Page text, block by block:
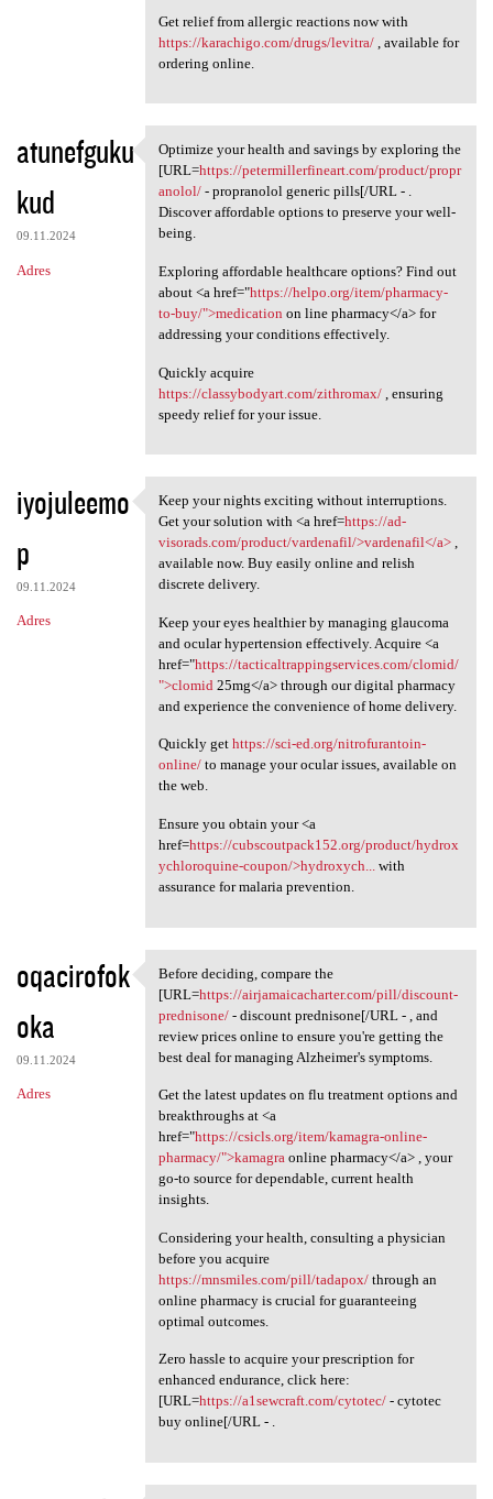
Get relief from allergic reactions now with
https://karachigo.com/drugs/levitra/, available for
ordering online.
atunefguku
kud
09.11.2024
Adres
Optimize your health and
Optimize your health and savings by exploring the
[URL=https://petermillerfineart.com/product/propr
anolol/- propranolol generic pills[/URL - .
Discover affordable options to preserve your well-
being.
Exploring affordable healthcare options? Find out
about <a href="https://helpo.org/item/pharmacy-
to-buy/">medication on line pharmacy</a> for
addressing your conditions effectively.
Quickly acquire
https://classybodyart.com/zithromax/, ensuring
speedy relief for your issue.
iyojuleemo
p
09.11.2024
Adres
Keep your nights exciting
Keep your nights exciting without interruptions.
Get your solution with <a href=https://ad-
visorads.com/product/vardenafil/>vardenafil</a>,
available now. Buy easily online and relish
discrete delivery.
Keep your eyes healthier by managing glaucoma
and ocular hypertension effectively. Acquire <a
href="https://tacticaltrappingservices.com/clomid/
">clomid 25mg</a> through our digital pharmacy
and experience the convenience of home delivery.
Quickly get https://sci-ed.org/nitrofurantoin-
online/to manage your ocular issues, available on
the web.
Ensure you obtain your <a
href=https://cubscoutpack152.org/product/hydrox
ychloroquine-coupon/>hydroxych...
with
assurance for malaria prevention.
oqacirofok
oka
09.11.2024
Adres
Before deciding, compare the
Before deciding, compare the
[URL=https://airjamaicacharter.com/pill/discount-
prednisone/- discount prednisone[/URL - , and
review prices online to ensure you're getting the
best deal for managing Alzheimer's symptoms.
Get the latest updates on flu treatment options and
breakthroughs at <a
href="https://csicls.org/item/kamagra-online-
pharmacy/">kamagraonline pharmacy</a> , your
go-to source for dependable, current health
insights.
Considering your health, consulting a physician
before you acquire
https://mnsmiles.com/pill/tadapox/through an
online pharmacy is crucial for guaranteeing
optimal outcomes.
Zero hassle to acquire your prescription for
enhanced endurance, click here:
[URL=https://a1sewcraft.com/cytotec/- cytotec
buy online[/URL - .